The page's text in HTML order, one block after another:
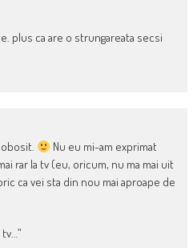
plus ca are o strungareata secsi
Nu eu mi-am exprimat
rar la tv (eu, oricum, nu ma mai uit
ca vei sta din nou mai aproape de